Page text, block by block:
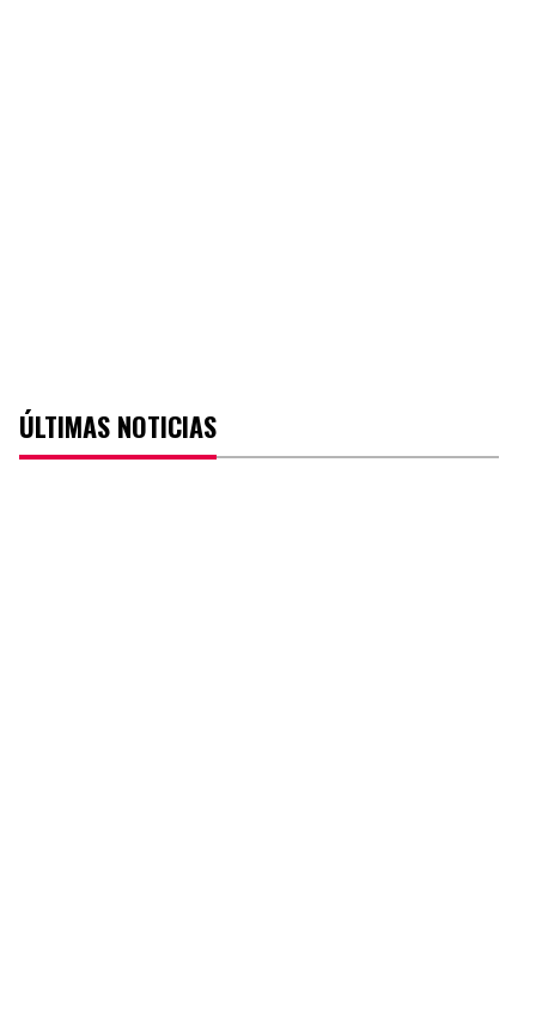
ÚLTIMAS NOTICIAS